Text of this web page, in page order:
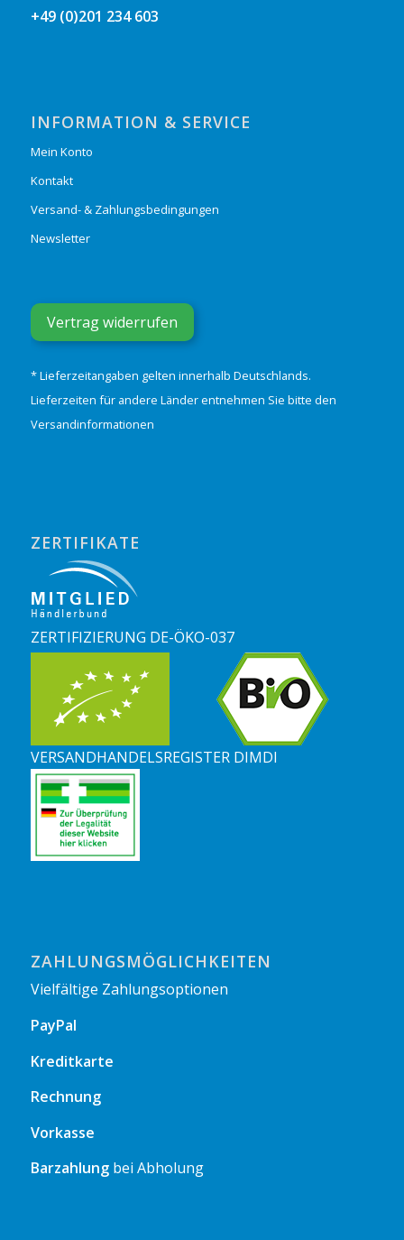
+49 (0)201 234 603
INFORMATION & SERVICE
Mein Konto
Kontakt
Versand- & Zahlungsbedingungen
Newsletter
Vertrag widerrufen
* Lieferzeitangaben gelten innerhalb Deutschlands.
Lieferzeiten für andere Länder entnehmen Sie bitte den
Versandinformationen
ZERTIFIKATE
ZERTIFIZIERUNG DE-ÖKO-037
VERSANDHANDELSREGISTER DIMDI
ZAHLUNGSMÖGLICHKEITEN
Vielfältige Zahlungsoptionen
PayPal
Kreditkarte
Rechnung
Vorkasse
Barzahlungbei Abholung